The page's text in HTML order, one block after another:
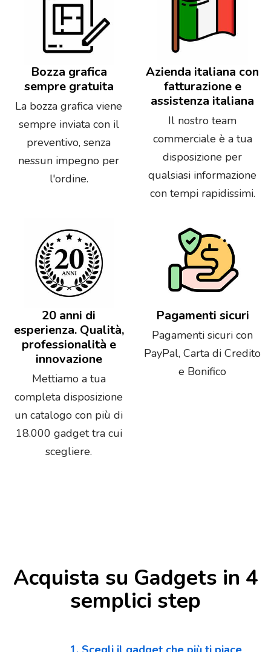
Bozza grafica
sempre gratuita
La bozza grafica viene
sempre inviata con il
preventivo, senza
nessun impegno per
l'ordine.
Azienda italiana con
fatturazione e
assistenza italiana
Il nostro team
commerciale è a tua
disposizione per
qualsiasi informazione
con tempi rapidissimi.
20 anni di
esperienza. Qualità,
professionalità e
innovazione
Mettiamo a tua
completa disposizione
un catalogo con più di
18.000 gadget tra cui
scegliere.
Pagamenti sicuri
Pagamenti sicuri con
PayPal, Carta di Credito
e Bonifico
Acquista su Gadgets in 4
semplici step